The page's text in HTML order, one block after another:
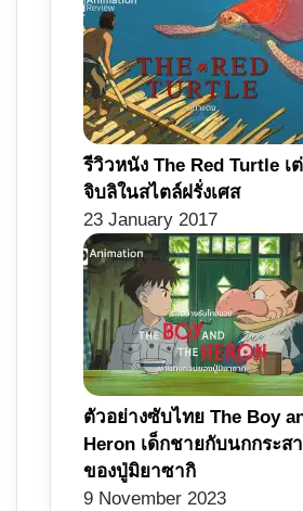
รีวิวหนัง The Red Turtle เ
จิบลิในสไตล์ฝรั่งเศส
23 January 2017
ตัวอย่างซับไทย The Boy
Heron เด็กชายกับนกกระส
ของปู่มิยาซากิ
9 November 2023